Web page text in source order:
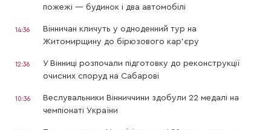
пожежі — будинок і два автомобілі
14:36
Вінничан кличуть у одноденний тур на
Житомирщину до бірюзового кар’єру
12:36
У Вінниці розпочали підготовку до реконструкції
очисних споруд на Сабарові
10:36
Веслувальники Вінниччини здобули 22 медалі на
чемпіонаті України